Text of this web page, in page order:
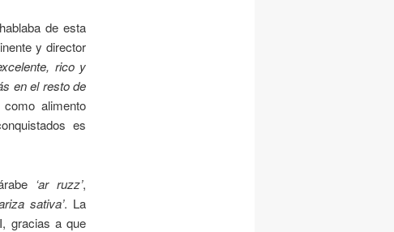
de esta
y director
rico y
en el resto de
alimento
es
‘ar ruzz’,
sativa’. La
gracias a que